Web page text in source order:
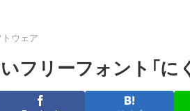
ウェア
フリーフォント「に